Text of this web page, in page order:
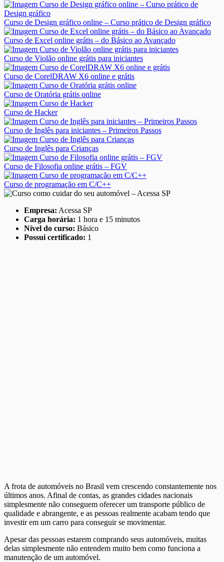
Curso de Design gráfico online – Curso prático de Design gráfico
Curso de Excel online grátis – do Básico ao Avançado
Curso de Violão online grátis para iniciantes
Curso de CorelDRAW X6 online e grátis
Curso de Oratória grátis online
Curso de Hacker
Curso de Inglês para iniciantes – Primeiros Passos
Curso de Inglês para Crianças
Curso de Filosofia online grátis – FGV
Curso de programação em C/C++
Empresa: Acessa SP
Carga horária: 1 hora e 15 minutos
Nível do curso: Básico
Possui certificado: 1
A frota de automóveis no Brasil vem crescendo constantemente nos
últimos anos. Afinal de contas, as grandes cidades nacionais
simplesmente não conseguem oferecer um transporte público de
qualidade e abrangente, e as pessoas realmente acabam tendo que
investir em um carro para conseguir se movimentar.
Apesar das pessoas estarem comprando seus automóveis, muitas
delas simplesmente não entendem muito bem como funciona a
manutenção de um automóvel.